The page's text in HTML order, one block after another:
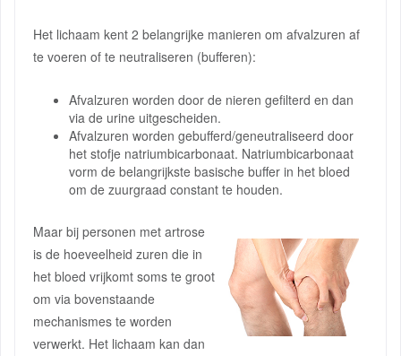
Het lichaam kent 2 belangrijke manieren om afvalzuren af
te voeren of te neutraliseren (bufferen):
Afvalzuren worden door de nieren gefilterd en dan
via de urine uitgescheiden.
Afvalzuren worden gebufferd/geneutraliseerd door
het stofje natriumbicarbonaat. Natriumbicarbonaat
vorm de belangrijkste basische buffer in het bloed
om de zuurgraad constant te houden.
Maar bij personen met artrose
is de hoeveelheid zuren die in
het bloed vrijkomt soms te groot
om via bovenstaande
mechanismes te worden
verwerkt. Het lichaam kan dan